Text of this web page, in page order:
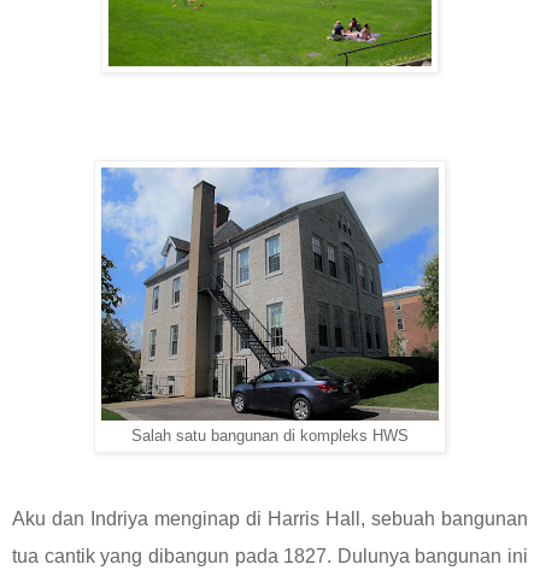
Salah satu bangunan di kompleks HWS
Aku dan Indriya menginap di Harris Hall, sebuah bangunan
tua cantik yang dibangun pada 1827. Dulunya bangunan ini